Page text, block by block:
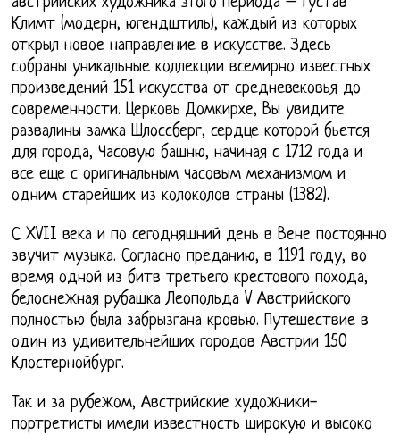
Климт (модерн, югендштиль), каждый из которых
открыл новое направление в искусстве. Здесь
собраны уникальные коллекции всемирно известных
произведений 151 искусства от средневековья до
современности. Церковь Домкирхе, Вы увидите
развалины замка Шлоссберг, сердце которой бьется
для города, Часовую башню, начиная с 1712 года и
все еще с оригинальным часовым механизмом и
одним старейших из колоколов страны (1382).
С XVII века и по сегодняшний день в Вене постоянно
звучит музыка. Согласно преданию, в 1191 году, во
время одной из битв третьего крестового похода,
белоснежная рубашка Леопольда V Австрийского
полностью была забрызгана кровью. Путешествие в
один из удивительнейших городов Австрии 150
Клостернойбург.
Так и за рубежом, Австрийские художники-
портретисты имели известность широкую и высоко